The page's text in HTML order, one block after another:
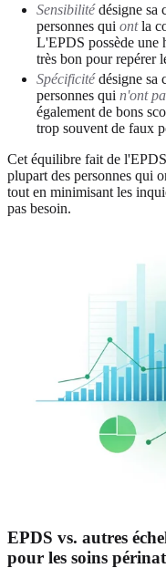
Sensibilitédésigne sa
personnes qui ontla
L'EPDS possède une
très bon pour repérer
Spécificitédésigne sa
personnes qui n'ont
également de bons
trop souvent de faux
Cet équilibre fait de
plupart des personnes qui
tout en minimisant les
pas besoin.
EPDS vs. autres
pour les soins